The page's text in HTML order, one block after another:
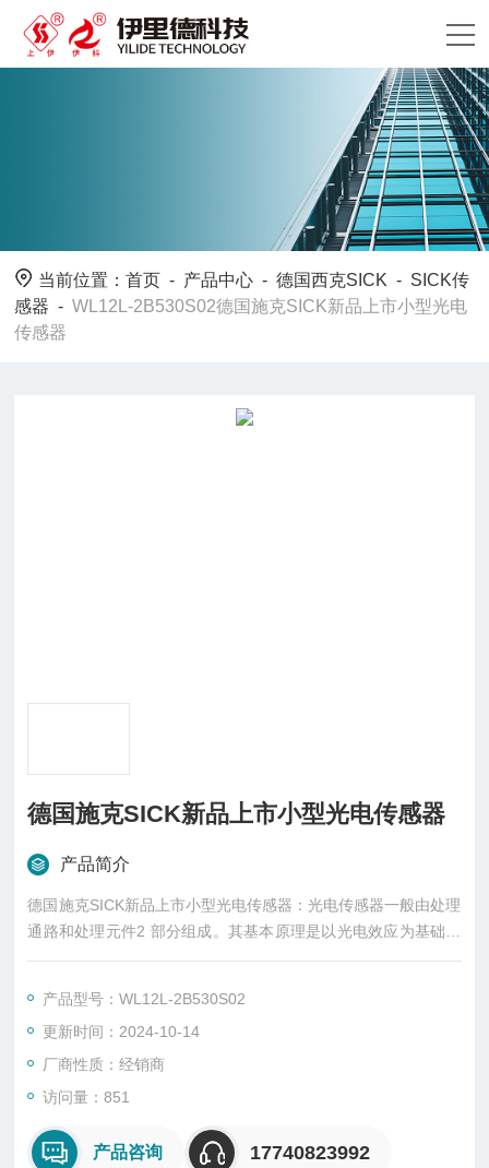
当前位置：首页 - 产品中心 -德国西克SICK - SICK传
感器 -WL12L-2B530S02德国施克SICK新品上市小型光电
传感器
德国施克SICK新品上市小型光电传感器
产品简介
德国施克SICK新品上市小型光电传感器：光电传感器一般由处理
通路和处理元件2 部分组成。其基本原理是以光电效应为基础，
把被测量的变化转换成光信号的变化，然后借助光电元件进一步
产品型号：WL12L-2B530S02
更新时间：2024-10-14
厂商性质：经销商
访问量：851
产品咨询 17740823992